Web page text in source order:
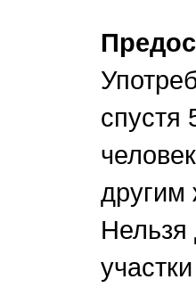
спустя
другим
Нельзя